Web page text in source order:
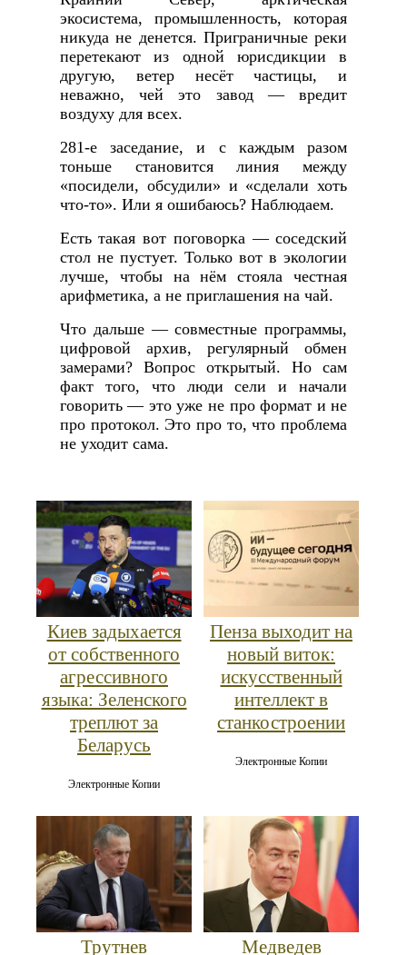
экосистема, промышленность, которая
никуда не денется. Приграничные реки
перетекают из одной юрисдикции в
другую, ветер несёт частицы, и
неважно, чей это завод — вредит
воздуху для всех.
281-е заседание, и с каждым разом
тоньше становится линия между
«посидели, обсудили» и «сделали хоть
что-то». Или я ошибаюсь? Наблюдаем.
Есть такая вот поговорка — соседский
стол не пустует. Только вот в экологии
лучше, чтобы на нём стояла честная
арифметика, а не приглашения на чай.
Что дальше — совместные программы,
цифровой архив, регулярный обмен
замерами? Вопрос открытый. Но сам
факт того, что люди сели и начали
говорить — это уже не про формат и не
про протокол. Это про то, что проблема
не уходит сама.
Киев задыхается
от собственного
агрессивного
языка: Зеленского
треплют за
Беларусь
Электронные Копии
Пенза выходит на
новый виток:
искусственный
интеллект в
станкостроении
Электронные Копии
Трутнев Медведев